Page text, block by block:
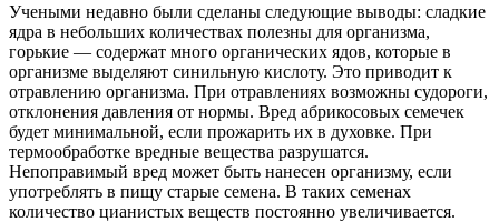
Учеными недавно были сделаны следующие выводы: сладкие
ядра в небольших количествах полезны для организма,
горькие — содержат много органических ядов, которые в
организме выделяют синильную кислоту. Это приводит к
отравлению организма. При отравлениях возможны судороги,
отклонения давления от нормы. Вред абрикосовых семечек
будет минимальной, если прожарить их в духовке. При
термообработке вредные вещества разрушатся.
Непоправимый вред может быть нанесен организму, если
употреблять в пищу старые семена. В таких семенах
количество цианистых веществ постоянно увеличивается.